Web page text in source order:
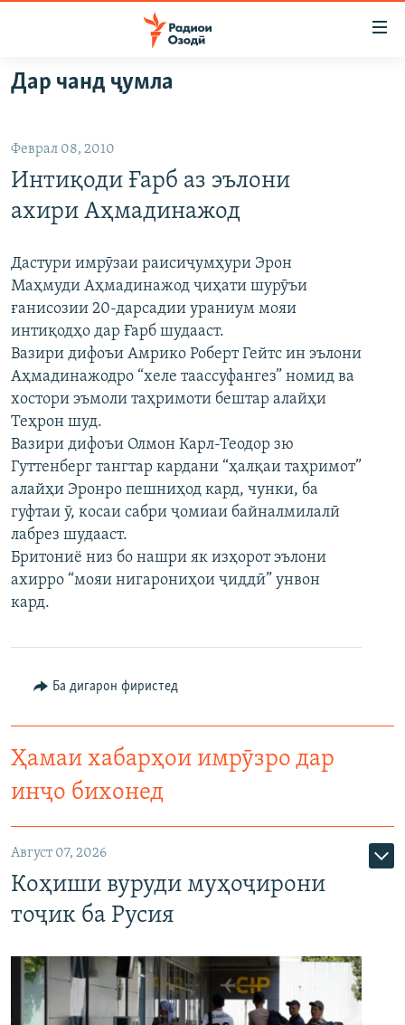
Ҷаҳиш
ба
аслӣ
Ҷаҳиш
ба
феҳристи
Ҷаҳиш
ба
ҷустор
ГӮШАҲО
ҚАЗИЯИ "КРОКУС"
ОСИЁИ МАРКАЗӢ
ФАРҲАНГ
МЕҲМОНИ ОЗОДӢ
ВАРЗИШ
РӮЗГОРИ МУҲОҶИР
САЛОМ, ХОҲАР
ТАҲҚИҚОТ
ҶАНГ ДАР УКРАИНА
НАЗАРИ МАРДУМ
БЛОГИСТОН
ОЗОДӢ ОНЛАЙН
ЧАНДРАСОНАӢ
ВИДЕО
ГУЗОРИШҲОИ РАДИОӢ
РӮЙХАТҲО
КИТОБҲОИ ОЗОДӢ
Русский
ПАЙГИРӢ КУНЕД
Ҳамаи сомонаҳои RFE/RL
Дар чанд ҷумла
Феврал 08, 2010
Интиқоди Ғарб аз эълони
ахири Аҳмадинажод
Дастури имрӯзаи раисиҷумҳури Эрон
Маҳмуди Аҳмадинажод ҷиҳати шурӯъи
ғанисозии 20-дарсадии ураниум мояи
интиқодҳо дар Ғарб шудааст.
Вазири дифоъи Амрико Роберт Гейтс ин эълони
Аҳмадинажодро “хеле таассуфангез” номид ва
хостори эъмоли таҳримоти бештар алайҳи
Теҳрон шуд.
Вазири дифоъи Олмон Карл-Теодор зю
Гуттенберг тангтар кардани “ҳалқаи таҳримот”
алайҳи Эронро пешниҳод кард, чунки, ба
гуфтаи ӯ, косаи сабри ҷомиаи байналмилалӣ
лабрез шудааст.
Бритониё низ бо нашри як изҳорот эълони
ахирро “мояи нигарониҳои ҷиддӣ” унвон
кард.
Ба дигарон фиристед
Ҳамаи хабарҳои имрӯзро дар
инҷо бихонед
Август 07, 2026
Коҳиши вуруди муҳоҷирони
тоҷик ба Русия